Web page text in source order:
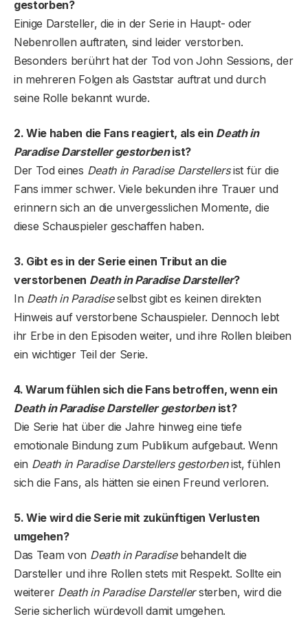
gestorben?
Einige Darsteller, die in der Serie in Haupt- oder
Nebenrollen auftraten, sind leider verstorben.
Besonders berührt hat der Tod von John Sessions, der
in mehreren Folgen als Gaststar auftrat und durch
seine Rolle bekannt wurde.
2. Wie haben die Fans reagiert, als ein Death in
Paradise Darsteller gestorbenist?
Der Tod eines Death in Paradise Darstellersist für die
Fans immer schwer. Viele bekunden ihre Trauer und
erinnern sich an die unvergesslichen Momente, die
diese Schauspieler geschaffen haben.
3. Gibt es in der Serie einen Tribut an die
verstorbenen Death in Paradise Darsteller?
In Death in Paradiseselbst gibt es keinen direkten
Hinweis auf verstorbene Schauspieler. Dennoch lebt
ihr Erbe in den Episoden weiter, und ihre Rollen bleiben
ein wichtiger Teil der Serie.
4. Warum fühlen sich die Fans betroffen, wenn ein
Death in Paradise Darsteller gestorbenist?
Die Serie hat über die Jahre hinweg eine tiefe
emotionale Bindung zum Publikum aufgebaut. Wenn
ein Death in Paradise Darstellers gestorbenist, fühlen
sich die Fans, als hätten sie einen Freund verloren.
5. Wie wird die Serie mit zukünftigen Verlusten
umgehen?
Das Team von Death in Paradisebehandelt die
Darsteller und ihre Rollen stets mit Respekt. Sollte ein
weiterer Death in Paradise Darstellersterben, wird die
Serie sicherlich würdevoll damit umgehen.